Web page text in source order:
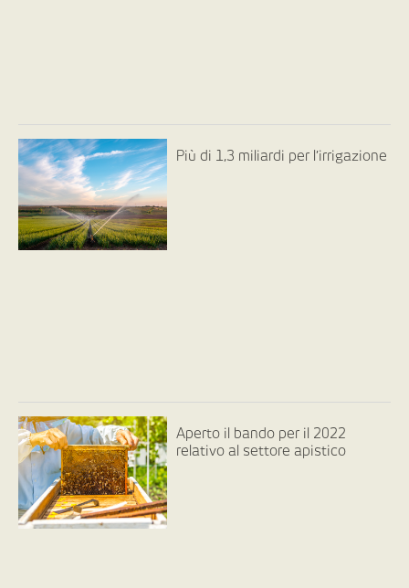
Più di 1,3 miliardi per l’irrigazione
Aperto il bando per il 2022
relativo al settore apistico